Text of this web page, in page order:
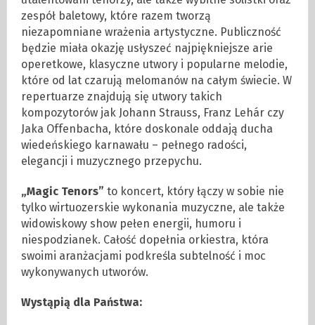
zespół baletowy, które razem tworzą
niezapomniane wrażenia artystyczne. Publiczność
będzie miała okazję usłyszeć najpiękniejsze arie
operetkowe, klasyczne utwory i popularne melodie,
które od lat czarują melomanów na całym świecie. W
repertuarze znajdują się utwory takich
kompozytorów jak Johann Strauss, Franz Lehár czy
Jaka Offenbacha, które doskonale oddają ducha
wiedeńskiego karnawału – pełnego radości,
elegancji i muzycznego przepychu.
„Magic Tenors” to koncert, który łączy w sobie nie
tylko wirtuozerskie wykonania muzyczne, ale także
widowiskowy show pełen energii, humoru i
niespodzianek. Całość dopełnia orkiestra, która
swoimi aranżacjami podkreśla subtelność i moc
wykonywanych utworów.
Wystąpią dla Państwa: